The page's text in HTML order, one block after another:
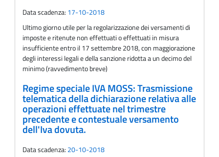
Data scadenza: 17-10-2018
Ultimo giorno utile per la regolarizzazione dei versamenti di
imposte e ritenute non effettuati o effettuati in misura
insufficiente entro il 17 settembre 2018, con maggiorazione
degli interessi legali e della sanzione ridotta a un decimo del
minimo (ravvedimento breve)
Regime speciale IVA MOSS: Trasmissione
telematica della dichiarazione relativa alle
operazioni effettuate nel trimestre
precedente e contestuale versamento
dell'Iva dovuta.
Data scadenza: 20-10-2018